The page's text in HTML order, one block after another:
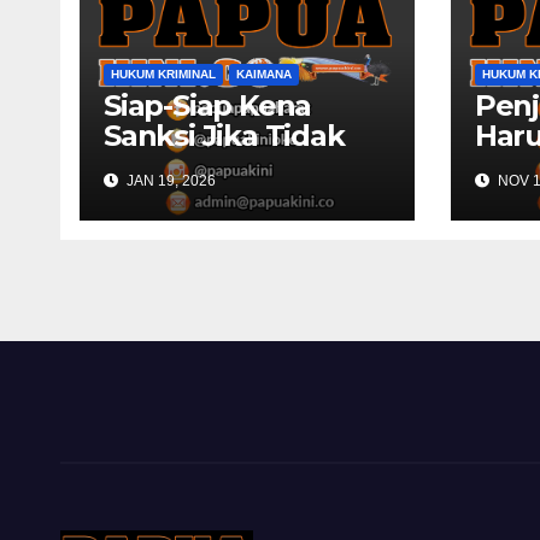
HUKUM KRIMINAL KAIMANA
Siap-Siap Kena
Sanksi Jika Tidak
Publikasikan Dana
Desa
JAN 19, 2026
HUKUM
NOV